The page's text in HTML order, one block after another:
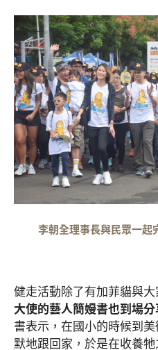
李朝全理事長與民眾一起
健走活動除了有加菲貓與大
大使的藝人簡嫚書也到場
書表示，在國小的時候到
默地跟回家，於是在收養